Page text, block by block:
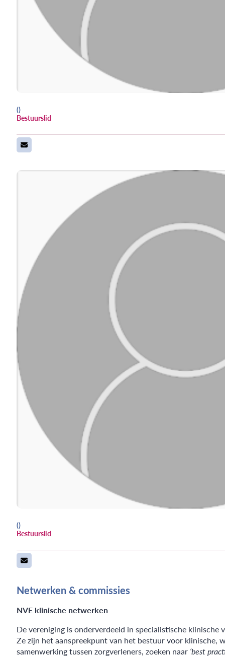
()
Bestuurslid
()
Bestuurslid
Netwerken & commissies
NVE klinische netwerken
De vereniging is onderverdeeld in specialistische
Ze zijn het aanspreekpunt van het bestuur voor klinische,
samenwerking tussen zorgverleners, zoeken naar ‘best